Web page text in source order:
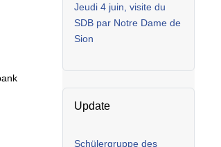
Jeudi 4 juin, visite du
SDB par Notre Dame de
Sion
Update
Schülergruppe des